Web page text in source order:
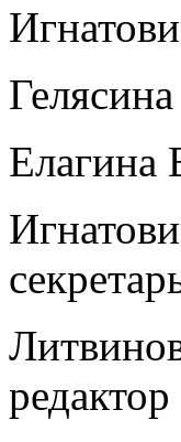
Елагина
редактор